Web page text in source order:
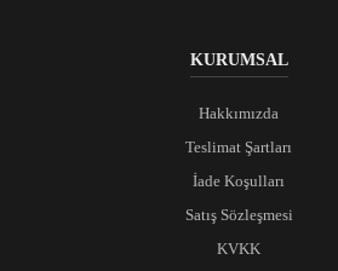
KURUMSAL
Hakkımızda
Teslimat Şartları
İade Koşulları
Satış Sözleşmesi
KVKK